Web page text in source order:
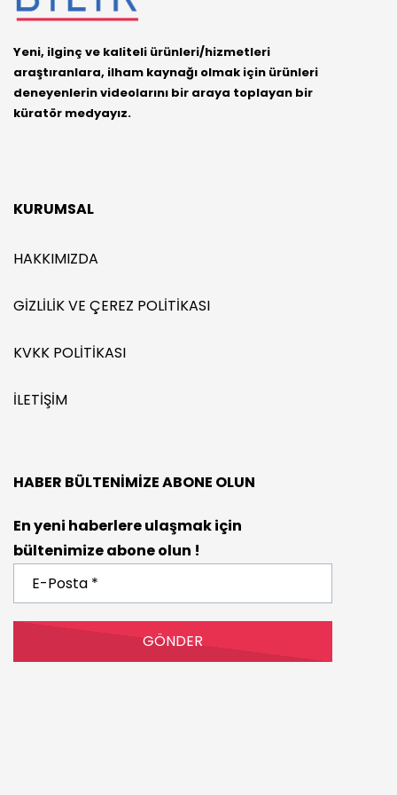
Yeni, ilginç ve kaliteli ürünleri/hizmetleri
araştıranlara, ilham kaynağı olmak için ürünleri
deneyenlerin videolarını bir araya toplayan bir
küratör medyayız.
KURUMSAL
HAKKIMIZDA
GIZLILIK VE ÇEREZ POLITIKASI
KVKK POLITIKASI
İLETIŞIM
HABER BÜLTENIMIZE ABONE OLUN
En yeni haberlere ulaşmak için
bültenimize abone olun !
Posta
*